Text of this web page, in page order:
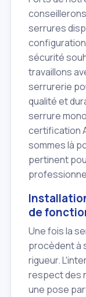
serrures
sécurité
travaillons
serrurerie
qualité et
serrure
certification
sommes là
pertinent
de
Une fois la
procèdent à
rigueur.
respect des
une pose